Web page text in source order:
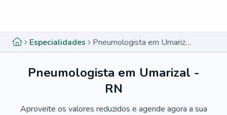
Especialidades Pneumologista em Umarizal - RN
Pneumologista em Umarizal -
RN
Aproveite os valores reduzidos e agende agora a sua